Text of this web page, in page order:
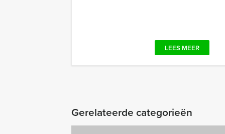
LEES MEER
Gerelateerde categorieën